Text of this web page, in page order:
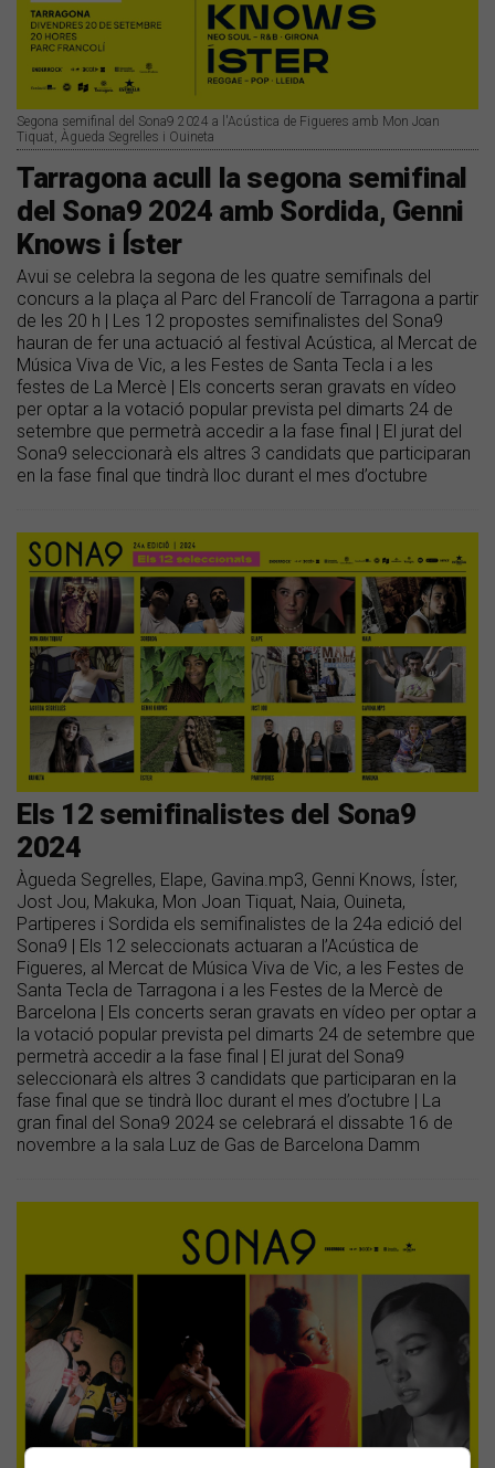
Segona semifinal del Sona9 2024 a l'Acústica de Figueres amb Mon Joan
Tiquat, Àgueda Segrelles i Ouineta
Tarragona acull la segona semifinal
del Sona9 2024 amb Sordida, Genni
Knows i Íster
Avui se celebra la segona de les quatre semifinals del
concurs a la plaça al Parc del Francolí de Tarragona a partir
de les 20 h | Les 12 propostes semifinalistes del Sona9
hauran de fer una actuació al festival Acústica, al Mercat de
Música Viva de Vic, a les Festes de Santa Tecla i a les
festes de La Mercè | Els concerts seran gravats en vídeo
per optar a la votació popular prevista pel dimarts 24 de
setembre que permetrà accedir a la fase final | El jurat del
Sona9 seleccionarà els altres 3 candidats que participaran
en la fase final que tindrà lloc durant el mes d’octubre
Els 12 semifinalistes del Sona9
2024
Àgueda Segrelles, Elape, Gavina.mp3, Genni Knows, Íster,
Jost Jou, Makuka, Mon Joan Tiquat, Naia, Ouineta,
Partiperes i Sordida els semifinalistes de la 24a edició del
Sona9 | Els 12 seleccionats actuaran a l’Acústica de
Figueres, al Mercat de Música Viva de Vic, a les Festes de
Santa Tecla de Tarragona i a les Festes de la Mercè de
Barcelona | Els concerts seran gravats en vídeo per optar a
la votació popular prevista pel dimarts 24 de setembre que
permetrà accedir a la fase final | El jurat del Sona9
seleccionarà els altres 3 candidats que participaran en la
fase final que se tindrà lloc durant el mes d’octubre | La
gran final del Sona9 2024 se celebrará el dissabte 16 de
novembre a la sala Luz de Gas de Barcelona Damm